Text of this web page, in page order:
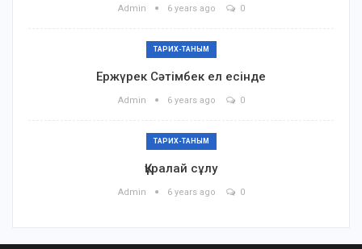
Admin 6 years ago 0
ТАРИХ-ТАНЫМ
Ержүрек Сәтімбек ел есінде
Admin 6 years ago 0
ТАРИХ-ТАНЫМ
Құралай сұлу
Admin 6 years ago 0